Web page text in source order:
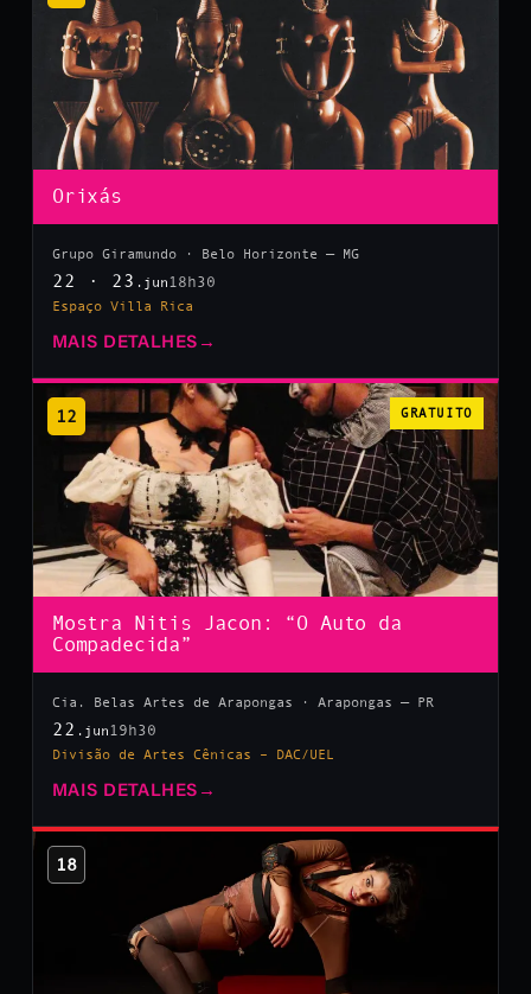
Orixás
Grupo Giramundo · Belo Horizonte — MG
22 · 23 .jun 18h30
Espaço Villa Rica
MAIS DETALHES →
12 GRATUITO
Mostra Nitis Jacon: “O Auto da
Compadecida”
Cia. Belas Artes de Arapongas · Arapongas — PR
22 .jun 19h30
Divisão de Artes Cênicas – DAC/UEL
MAIS DETALHES →
18